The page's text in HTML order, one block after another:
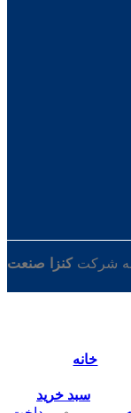
شرکت کنزا صنعت
خانه
سبد خرید